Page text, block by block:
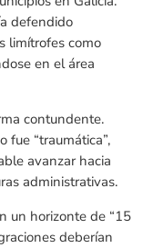
defendido
limítrofes como
en el área
contundente.
fue “traumática”,
avanzar hacia
administrativas.
un horizonte de “15
deberían